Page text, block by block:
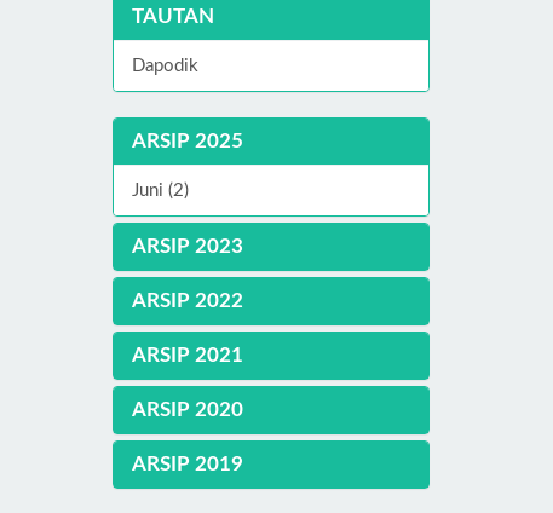
TAUTAN
Dapodik
ARSIP 2025
Juni (2)
ARSIP 2023
ARSIP 2022
ARSIP 2021
ARSIP 2020
ARSIP 2019